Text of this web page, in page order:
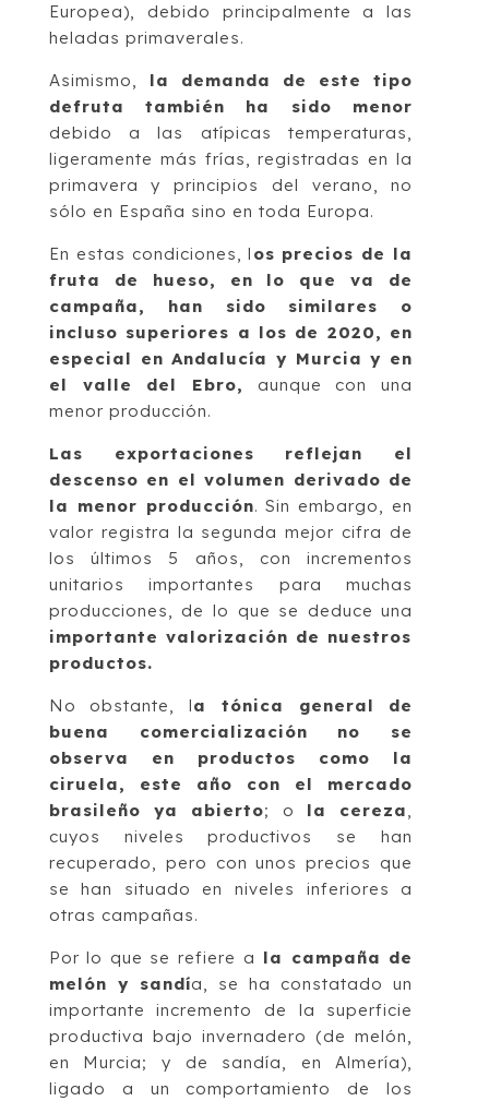
Europea), debido principalmente a las
heladas primaverales.
Asimismo, la demanda de este tipo
defruta también ha sido menor
debido a las atípicas temperaturas,
ligeramente más frías, registradas en la
primavera yprincipios del verano, no
sólo en España sino en toda Europa.
En estas condiciones, l os precios de la
fruta de hueso, en lo que va de
campaña, han sido similares o
incluso superiores a los de 2020, en
especial en Andalucía y Murcia y en
el valle del Ebro, aunque con una
menor producción.
Las exportaciones reflejan el
descenso en el volumen derivado de
la menor producción. Sin embargo, en
valor registra la segunda mejor cifra de
los últimos 5 años, con incrementos
unitarios importantes para muchas
producciones, de lo que se deduce una
importante valorización de nuestros
productos.
No obstante, la tónica general de
buena comercialización no se
observa en productos como la
ciruela, este año con el mercado
brasileño ya abierto; o la cereza,
cuyos niveles productivos se han
recuperado, pero con unos precios que
se han situado en niveles inferiores a
otras campañas.
Por lo que se refiere a la campaña de
melón y sandía, se ha constatado un
importante incremento de la superficie
productiva bajo invernadero (de melón,
en Murcia; y de sandía, en Almería),
ligado a un comportamiento de los